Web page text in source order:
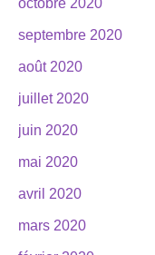
octobre 2020
septembre 2020
août 2020
juillet 2020
juin 2020
mai 2020
avril 2020
mars 2020